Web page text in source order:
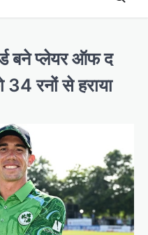
बने प्लेयर ऑफ द
रनों से हराया